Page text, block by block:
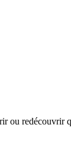
ou redécouvrir